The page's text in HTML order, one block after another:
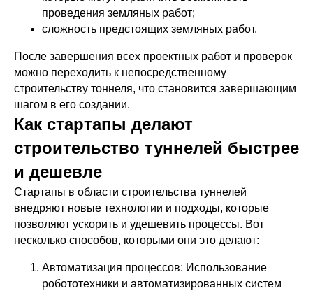
проведения земляных работ;
сложность предстоящих земляных работ.
После завершения всех проектных работ и проверок
можно переходить к непосредственному
строительству тоннеля, что становится завершающим
шагом в его создании.
Как стартапы делают
строительство туннелей быстрее
и дешевле
Стартапы в области строительства туннелей
внедряют новые технологии и подходы, которые
позволяют ускорить и удешевить процессы. Вот
несколько способов, которыми они это делают:
Автоматизация процессов: Использование
робототехники и автоматизированных систем